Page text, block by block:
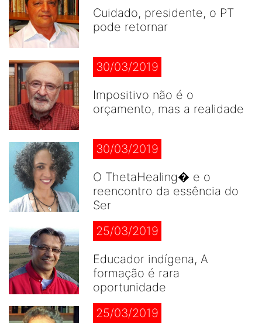
Cuidado, presidente, o PT
pode retornar
30/03/2019
Impositivo não é o
orçamento, mas a realidade
30/03/2019
O ThetaHealing� e o
reencontro da essência do
Ser
25/03/2019
Educador indígena, A
formação é rara
oportunidade
25/03/2019